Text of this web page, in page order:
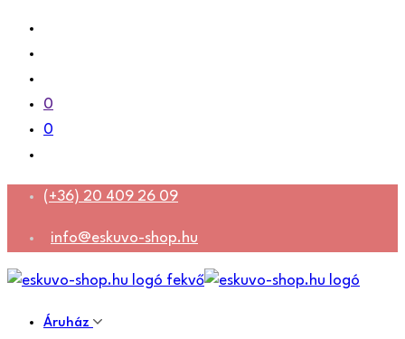
0
0
(+36) 20 409 26 09
info@eskuvo-shop.hu
Áruház